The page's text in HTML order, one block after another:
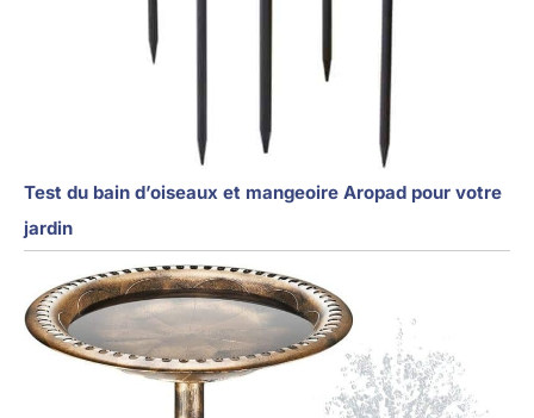
Test du bain d’oiseaux et mangeoire Aropad pour votre
jardin